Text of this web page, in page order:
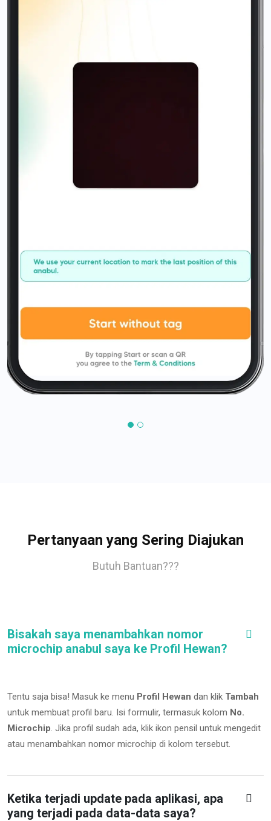
Pertanyaan yang Sering Diajukan
Butuh Bantuan???
Bisakah saya menambahkan nomor
microchip anabul saya ke Profil Hewan?
Tentu saja bisa! Masuk ke menu Profil Hewan dan klik Tambah
untuk membuat profil baru. Isi formulir, termasuk kolom No.
Microchip. Jika profil sudah ada, klik ikon pensil untuk mengedit
atau menambahkan nomor microchip di kolom tersebut.
Ketika terjadi update pada aplikasi, apa
yang terjadi pada data-data saya?